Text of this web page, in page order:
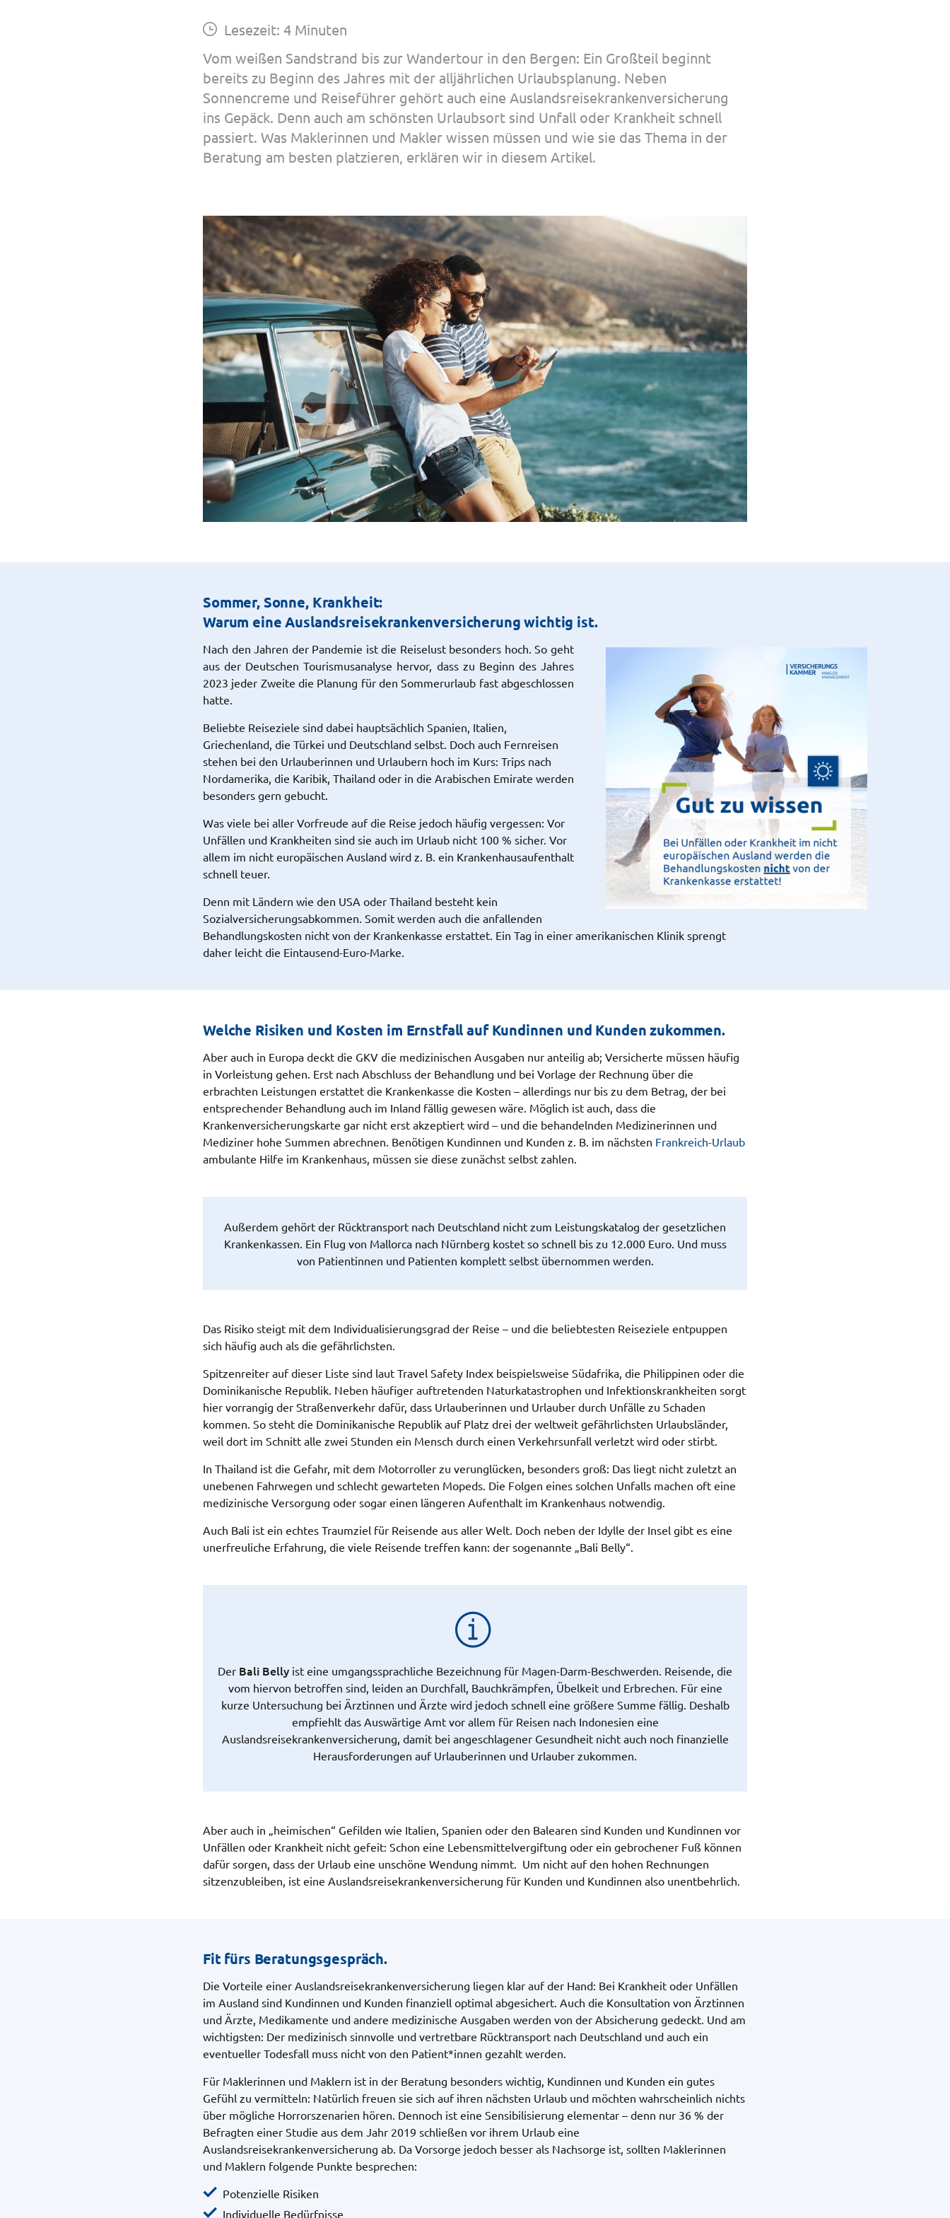
Lesezeit: 4 Minuten
Vom weißen Sandstrand bis zur Wandertour in den Bergen: Ein Großteil beginnt
bereits zu Beginn des Jahres mit der alljährlichen Urlaubsplanung. Neben
Sonnencreme und Reiseführer gehört auch eine Auslandsreisekrankenversicherung
ins Gepäck. Denn auch am schönsten Urlaubsort sind Unfall oder Krankheit schnell
passiert. Was Maklerinnen und Makler wissen müssen und wie sie das Thema in der
Beratung am besten platzieren, erklären wir in diesem Artikel.
Sommer, Sonne, Krankheit:
Warum eine Auslandsreisekrankenversicherung wichtig ist.
Nach den Jahren der Pandemie ist die Reiselust besonders hoch. So geht
aus der Deutschen Tourismusanalyse hervor, dass zu Beginn des Jahres
2023 jeder Zweite die Planung für den Sommerurlaub fast abgeschlossen
hatte.
Beliebte Reiseziele sind dabei hauptsächlich Spanien, Italien,
Griechenland, die Türkei und Deutschland selbst. Doch auch Fernreisen
stehen bei den Urlauberinnen und Urlaubern hoch im Kurs: Trips nach
Nordamerika, die Karibik, Thailand oder in die Arabischen Emirate werden
besonders gern gebucht.
Was viele bei aller Vorfreude auf die Reise jedoch häufig vergessen: Vor
Unfällen und Krankheiten sind sie auch im Urlaub nicht 100 % sicher. Vor
allem im nicht europäischen Ausland wird z. B. ein Krankenhausaufenthalt
schnell teuer.
Denn mit Ländern wie den USA oder Thailand besteht kein
Sozialversicherungsabkommen. Somit werden auch die anfallenden
Behandlungskosten nicht von der Krankenkasse erstattet. Ein Tag in einer amerikanischen Klinik sprengt
daher leicht die Eintausend-Euro-Marke.
Welche Risiken und Kosten im Ernstfall auf Kundinnen und Kunden zukommen.
Aber auch in Europa deckt die GKV die medizinischen Ausgaben nur anteilig ab; Versicherte müssen häufig
in Vorleistung gehen. Erst nach Abschluss der Behandlung und bei Vorlage der Rechnung über die
erbrachten Leistungen erstattet die Krankenkasse die Kosten – allerdings nur bis zu dem Betrag, der bei
entsprechender Behandlung auch im Inland fällig gewesen wäre. Möglich ist auch, dass die
Krankenversicherungskarte gar nicht erst akzeptiert wird – und die behandelnden Medizinerinnen und
Mediziner hohe Summen abrechnen. Benötigen Kundinnen und Kunden z. B. im nächsten Frankreich-Urlaub
ambulante Hilfe im Krankenhaus, müssen sie diese zunächst selbst zahlen.
Außerdem gehört der Rücktransport nach Deutschland nicht zum Leistungskatalog der gesetzlichen
Krankenkassen. Ein Flug von Mallorca nach Nürnberg kostet so schnell bis zu 12.000 Euro. Und muss
von Patientinnen und Patienten komplett selbst übernommen werden.
Das Risiko steigt mit dem Individualisierungsgrad der Reise – und die beliebtesten Reiseziele entpuppen
sich häufig auch als die gefährlichsten.
Spitzenreiter auf dieser Liste sind laut Travel Safety Index beispielsweise Südafrika, die Philippinen oder die
Dominikanische Republik. Neben häufiger auftretenden Naturkatastrophen und Infektionskrankheiten sorgt
hier vorrangig der Straßenverkehr dafür, dass Urlauberinnen und Urlauber durch Unfälle zu Schaden
kommen. So steht die Dominikanische Republik auf Platz drei der weltweit gefährlichsten Urlaubsländer,
weil dort im Schnitt alle zwei Stunden ein Mensch durch einen Verkehrsunfall verletzt wird oder stirbt.
In Thailand ist die Gefahr, mit dem Motorroller zu verunglücken, besonders groß: Das liegt nicht zuletzt an
unebenen Fahrwegen und schlecht gewarteten Mopeds. Die Folgen eines solchen Unfalls machen oft eine
medizinische Versorgung oder sogar einen längeren Aufenthalt im Krankenhaus notwendig.
Auch Bali ist ein echtes Traumziel für Reisende aus aller Welt. Doch neben der Idylle der Insel gibt es eine
unerfreuliche Erfahrung, die viele Reisende treffen kann: der sogenannte „Bali Belly“.
Der Bali Belly ist eine umgangssprachliche Bezeichnung für Magen-Darm-Beschwerden. Reisende, die
vom hiervon betroffen sind, leiden an Durchfall, Bauchkrämpfen, Übelkeit und Erbrechen. Für eine
kurze Untersuchung bei Ärztinnen und Ärzte wird jedoch schnell eine größere Summe fällig. Deshalb
empfiehlt das Auswärtige Amt vor allem für Reisen nach Indonesien eine
Auslandsreisekrankenversicherung, damit bei angeschlagener Gesundheit nicht auch noch finanzielle
Herausforderungen auf Urlauberinnen und Urlauber zukommen.
Aber auch in „heimischen“ Gefilden wie Italien, Spanien oder den Balearen sind Kunden und Kundinnen vor
Unfällen oder Krankheit nicht gefeit: Schon eine Lebensmittelvergiftung oder ein gebrochener Fuß können
dafür sorgen, dass der Urlaub eine unschöne Wendung nimmt. Um nicht auf den hohen Rechnungen
sitzenzubleiben, ist eine Auslandsreisekrankenversicherung für Kunden und Kundinnen also unentbehrlich.
Fit fürs Beratungsgespräch.
Die Vorteile einer Auslandsreisekrankenversicherung liegen klar auf der Hand: Bei Krankheit oder Unfällen
im Ausland sind Kundinnen und Kunden finanziell optimal abgesichert. Auch die Konsultation von Ärztinnen
und Ärzte, Medikamente und andere medizinische Ausgaben werden von der Absicherung gedeckt. Und am
wichtigsten: Der medizinisch sinnvolle und vertretbare Rücktransport nach Deutschland und auch ein
eventueller Todesfall muss nicht von den Patient*innen gezahlt werden.
Für Maklerinnen und Maklern ist in der Beratung besonders wichtig, Kundinnen und Kunden ein gutes
Gefühl zu vermitteln: Natürlich freuen sie sich auf ihren nächsten Urlaub und möchten wahrscheinlich nichts
über mögliche Horrorszenarien hören. Dennoch ist eine Sensibilisierung elementar – denn nur 36 % der
Befragten einer Studie aus dem Jahr 2019 schließen vor ihrem Urlaub eine
Auslandsreisekrankenversicherung ab. Da Vorsorge jedoch besser als Nachsorge ist, sollten Maklerinnen
und Maklern folgende Punkte besprechen:
Potenzielle Risiken
Individuelle Bedürfnisse